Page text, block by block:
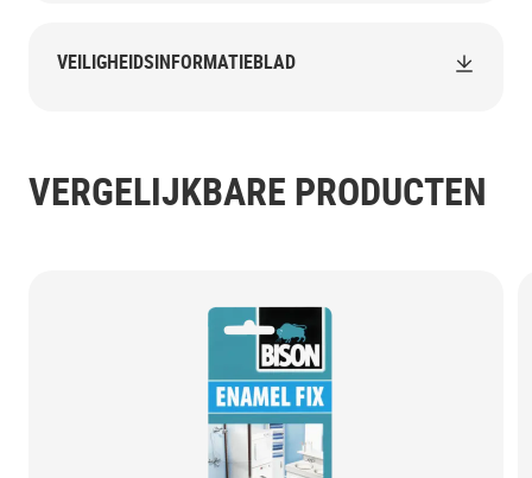
VEILIGHEIDSINFORMATIEBLAD
VERGELIJKBARE PRODUCTEN